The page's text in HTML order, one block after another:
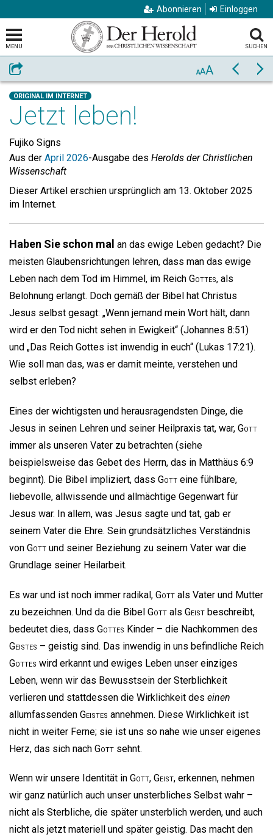
Abonnieren Einloggen
MENU SUCHEN
Weiterempfehlen AAA Zurück
ORIGINAL IM INTERNET
Jetzt leben!
Fujiko Signs
Aus der April 2026-Ausgabe des Herolds der Christlichen
Wissenschaft
Dieser Artikel erschien ursprünglich am 13. Oktober 2025
im Internet.
Haben Sie schon mal an das ewige Leben gedacht? Die
meisten Glaubensrichtungen lehren, dass man das ewige
Leben nach dem Tod im Himmel, im Reich Gottes, als
Belohnung erlangt. Doch gemäß der Bibel hat Christus
Jesus selbst gesagt: „Wenn jemand mein Wort hält, dann
wird er den Tod nicht sehen in Ewigkeit“ (Johannes 8:51)
und „Das Reich Gottes ist inwendig in euch“ (Lukas 17:21).
Wie soll man das, was er damit meinte, verstehen und
selbst erleben?
Eines der wichtigsten und herausragendsten Dinge, die
Jesus in seinen Lehren und seiner Heilpraxis tat, war, Gott
immer als unseren Vater zu betrachten (siehe
beispielsweise das Gebet des Herrn, das in Matthäus 6:9
beginnt). Die Bibel impliziert, dass Gott eine fühlbare,
liebevolle, allwissende und allmächtige Gegenwart für
Jesus war. In allem, was Jesus sagte und tat, gab er
seinem Vater die Ehre. Sein grundsätzliches Verständnis
von Gott und seiner Beziehung zu seinem Vater war die
Grundlage seiner Heilarbeit.
Es war und ist noch immer radikal, Gott als Vater und Mutter
zu bezeichnen. Und da die Bibel Gott als Geist beschreibt,
bedeutet dies, dass Gottes Kinder – die Nachkommen des
Geistes – geistig sind. Das inwendig in uns befindliche Reich
Gottes wird erkannt und ewiges Leben unser einziges
Leben, wenn wir das Bewusstsein der Sterblichkeit
verlieren und stattdessen die Wirklichkeit des einen
allumfassenden Geistes annehmen. Diese Wirklichkeit ist
nicht in weiter Ferne; sie ist uns so nahe wie unser eigenes
Herz, das sich nach Gott sehnt.
Wenn wir unsere Identität in Gott, Geist, erkennen, nehmen
wir ganz natürlich auch unser unsterbliches Selbst wahr –
nicht als Sterbliche, die später unsterblich werden, und auch
nicht als jetzt materiell und später geistig. Das macht den